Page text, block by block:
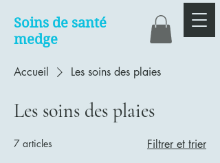
Soins de santé
medge
Accueil Les soins des plaies
Les soins des plaies
7 articles Filtrer et trier